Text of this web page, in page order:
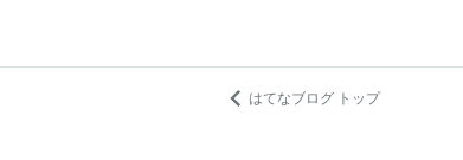
はてなブログ トップ